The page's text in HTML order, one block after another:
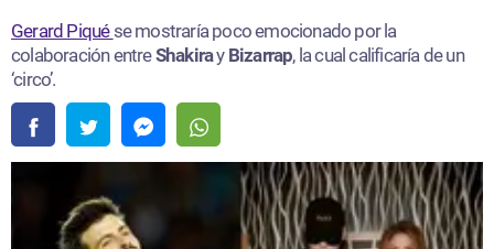
Gerard Piqué se mostraría poco emocionado por la
colaboración entreShakirayBizarrap, la cual calificaría de un
‘circo’.